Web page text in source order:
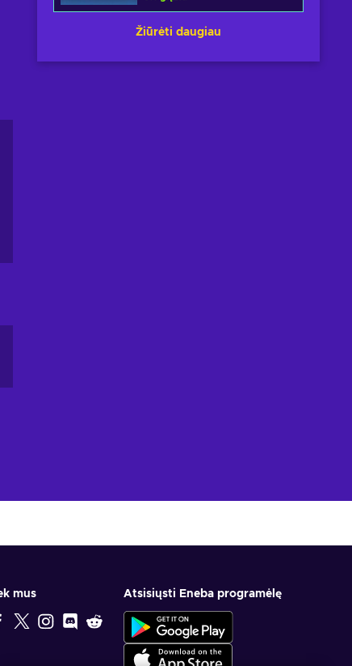
Žiūrėti daugiau
mus Atsisiųsti Eneba programėlę